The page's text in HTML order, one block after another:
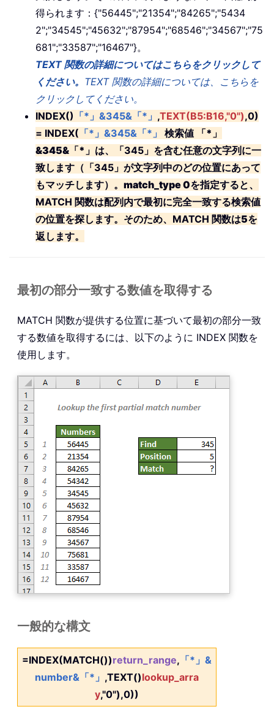
得られます： {"56445";"21354";"84265";"5434
2";"34545";"45632";"87954";"68546";"34567";"75
681";"33587";"16467"}。
TEXT 関数の詳細についてはこちらをクリックして
ください。 TEXT 関数の詳細については、こちらを
クリックしてください。
INDEX() 「*」&345&「*」 ,TEXT(B5:B16,"0"),0)
= INDEX( 「*」&345&「*」 検索値
「*」
&345&「*」 は、「345」を含む任意の文字列に一
致します（「345」が文字列中のどの位置にあって
もマッチします）。 match_type 0を指定すると、
MATCH 関数は配列内で最初に完全一致する検索値
の位置を探します。そのため、MATCH 関数は5を
返します。
最初の部分一致する数値を取得する
MATCH 関数が提供する位置に基づいて最初の部分一致
する数値を取得するには、以下のように INDEX 関数を
使用します。
一般的な構文
=INDEX(MATCH())return_range, 「*」&
number&「*」 ,TEXT()lookup_arra
y,"0"),0))